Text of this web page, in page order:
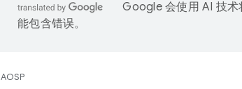
Google 会使用 AI 技
能包含错误。
AOSP